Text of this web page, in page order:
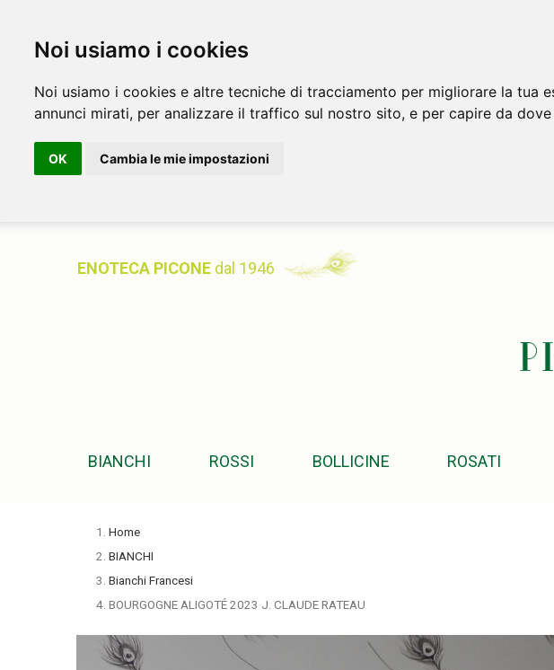
Noi usiamo i cookies
Noi usiamo i cookies e altre tecniche di tracciamento per migliorare la
annunci mirati, per analizzare il traffico sul nostro sito, e per capire da
OK Cambia le mie impostazioni
ENOTECA PICONE dal 1946
BIANCHI ROSSI BOLLICINE ROSATI
Home
BIANCHI
Bianchi Francesi
BOURGOGNE ALIGOTÉ 2023 J. CLAUDE RATEAU